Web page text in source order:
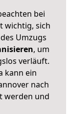
bei
wichtig, sich
Umzugs
, um
verläuft.
kann ein
nach
werden und